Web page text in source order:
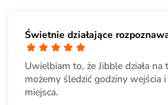
Świetnie działające
Uwielbiam to, że Jibble działa
możemy śledzić godziny wejścia
miejsca.